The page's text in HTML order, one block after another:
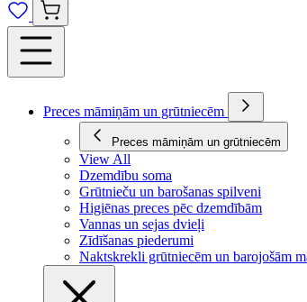
Preces māmiņām un grūtniecēm
Preces māmiņām un grūtniecēm
View All
Dzemdību soma
Grūtnieču un barošanas spilveni
Higiēnas preces pēc dzemdībām
Vannas un sejas dvieļi
Zīdīšanas piederumi
Naktskrekli grūtniecēm un barojošām